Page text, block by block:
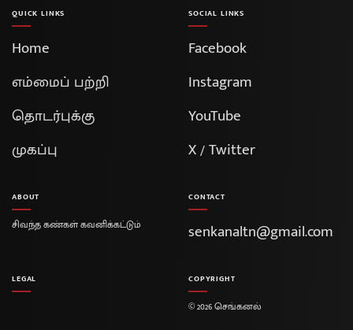
QUICK LINKS
Home
எம்மைப் பற்றி
தொடர்புக்கு
முகப்பு
SOCIAL LINKS
Facebook
Instagram
YouTube
X / Twitter
ABOUT
சிவந்த கண்கள் கவனிக்கட்டும்
CONTACT
senkanaltn@gmail.com
LEGAL COPYRIGHT
© 2026 செங்கனல்